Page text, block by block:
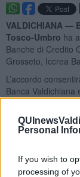
Personal
If you wish to
processing of
VALDICHIANA —
Tosco-Umbro ha
Banche di Credito
Grosseto, Iccrea
L’accordo
Banca Valdichiana
dell’area, nei
grazie alla
l’istituto centrale